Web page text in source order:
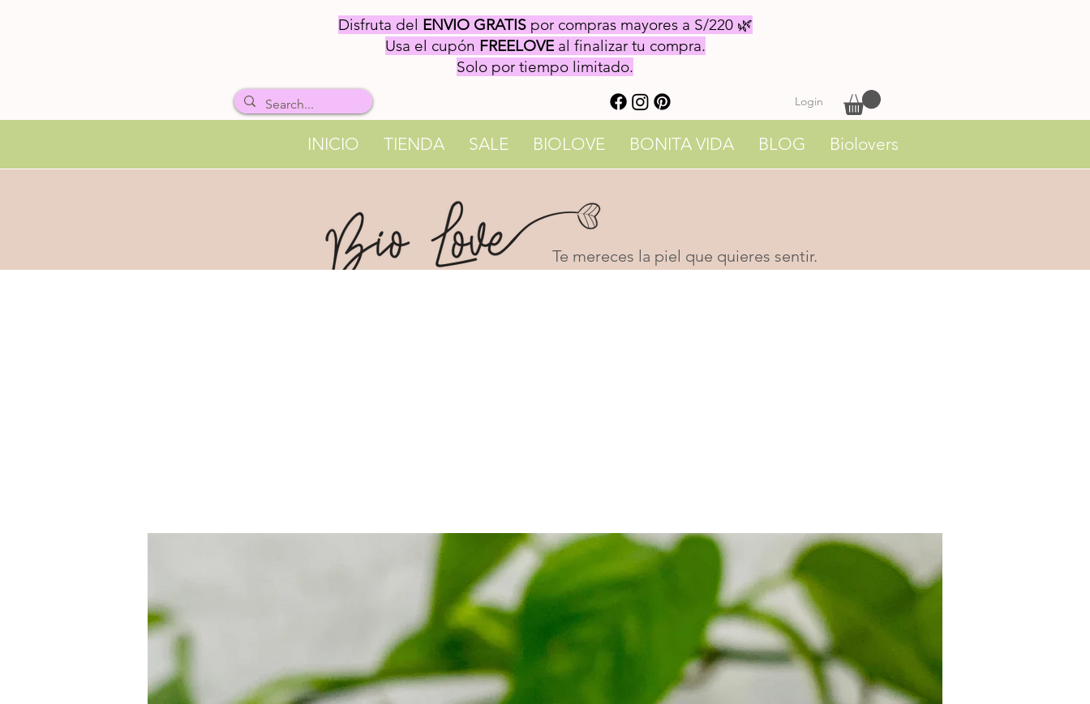
Disfruta del ENVIO GRATISpor compras mayores a S/220 🌿
Usa el cupón FREELOVEal finalizar tu compra.
Solo por tiempo limitado.
Login
INICIO TIENDA SALE BIOLOVE BONITA VIDA BLOG Biolovers
Te mereces la piel que quieres sentir.